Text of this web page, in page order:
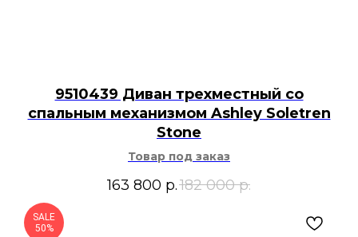
9510439 Диван трехместный со
спальным механизмом Ashley Soletren
Stone
Товар под заказ
163 800 р.182 000 р.
SALE
50%